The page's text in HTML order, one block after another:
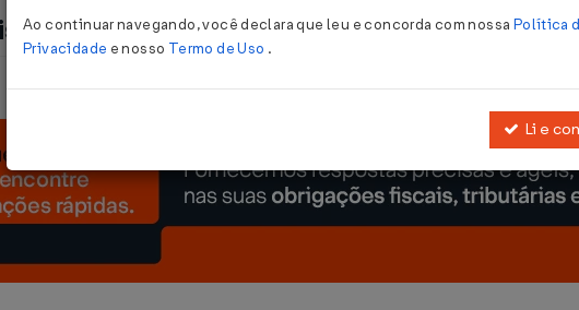
na produção tablets tranca a pauta do
Ao continuar navegando, você declara que leu e concorda com nossa Política
Privacidade e nosso Termo de Uso .
Li e